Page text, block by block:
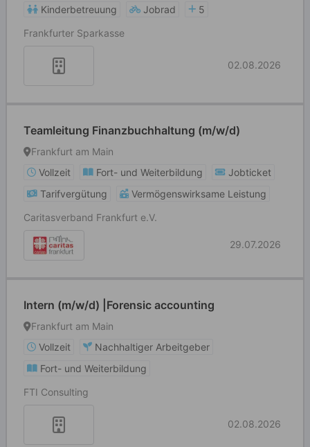
Kinderbetreuung
Jobrad
5
Frankfurter Sparkasse
02.08.2026
Teamleitung Finanzbuchhaltung (m/w/d)
Frankfurt am Main
Vollzeit
Fort- und Weiterbildung
Jobticket
Tarifvergütung
Vermögenswirksame Leistung
Caritasverband Frankfurt e.V.
29.07.2026
Intern (m/w/d) |Forensic accounting
Frankfurt am Main
Vollzeit
Nachhaltiger Arbeitgeber
Fort- und Weiterbildung
FTI Consulting
02.08.2026